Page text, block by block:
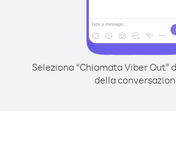
Seleziona “Chiamata Viber Out”
della